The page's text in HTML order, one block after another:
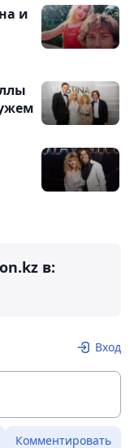
и
в:
Вход
Комментировать